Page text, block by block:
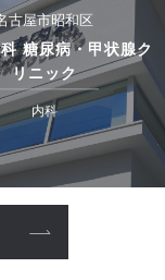
古屋市昭和区
糖尿病・甲状腺ク
リニック
内科